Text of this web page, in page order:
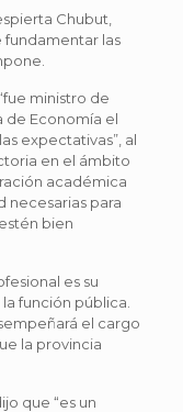
Chubut,
fundamentar las
ministro de
de Economía el
expectativas”, al
en el ámbito
académica
necesarias para
bien
es su
función pública.
el cargo
la provincia
que “es un